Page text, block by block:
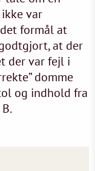
var
formål at
at der
der var fejl i
domme
og indhold fra